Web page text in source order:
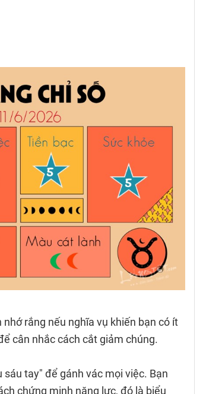
rắng nếu nghĩa vụ khiến bạn có ít
cân nhắc cách cắt giảm chúng.
tay" để gánh vác mọi việc. Bạn
chứng minh năng lực, đó là biểu